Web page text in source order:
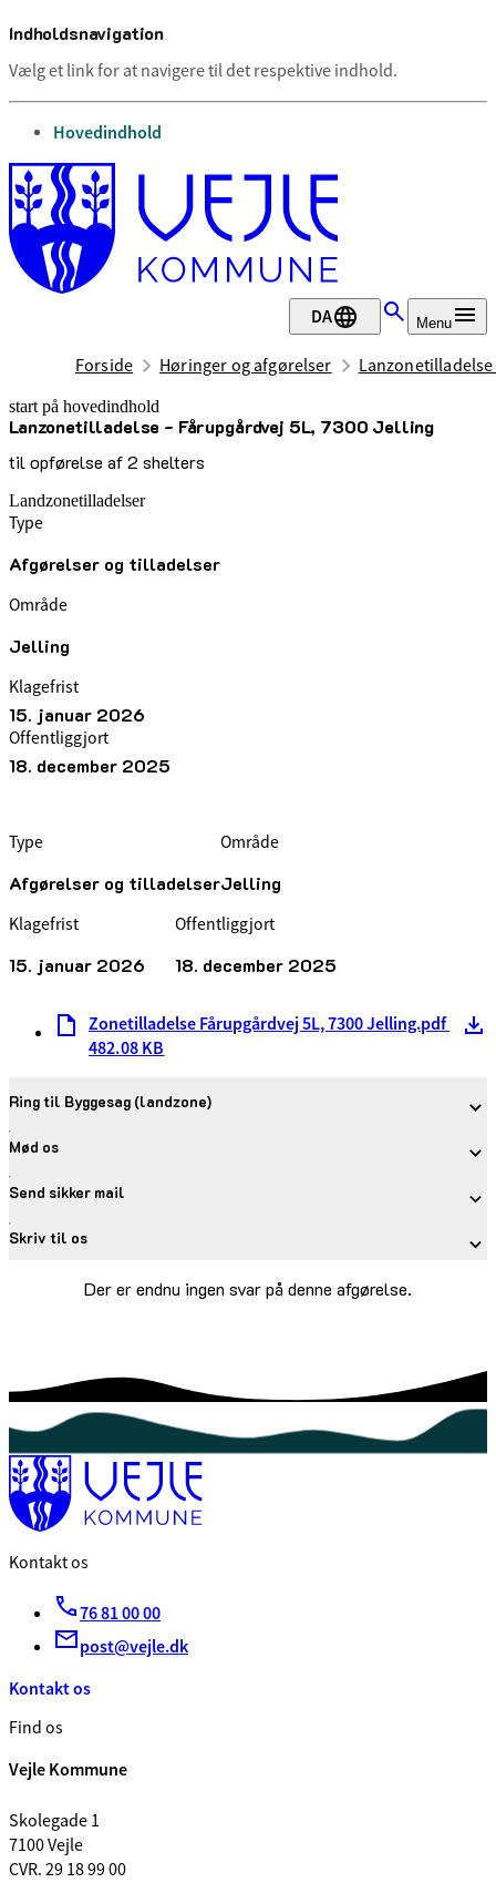
Indholdsnavigation
Vælg et link for at navigere til det respektive indhold.
gå til
Hovedindhold
DA Menu
Forside Høringer og afgørelser
start på hovedindhold
Lanzonetilladelse - Fårupgårdvej 5L, 7300 Jelling
til opførelse af 2 shelters
senest opdateret 17. december 2025
Landzonetilladelser
Type
Afgørelser og tilladelser
Område
Jelling
Klagefrist
15. januar 2026
Offentliggjort
18. december 2025
Type
Afgørelser og tilladelser
Område
Jelling
Klagefrist
15. januar 2026
Offentliggjort
18. december 2025
Zonetilladelse Fårupgårdvej 5L, 7300 Jelling.pdf
482.08 KB
Ring til Byggesag (landzone)
Mød os
Send sikker mail
Skriv til os
Der er endnu ingen svar på denne afgørelse.
Kontakt os
76 81 00 00
post@vejle.dk
Kontakt os
Find os
Vejle Kommune
Skolegade 1
7100 Vejle
CVR. 29 18 99 00